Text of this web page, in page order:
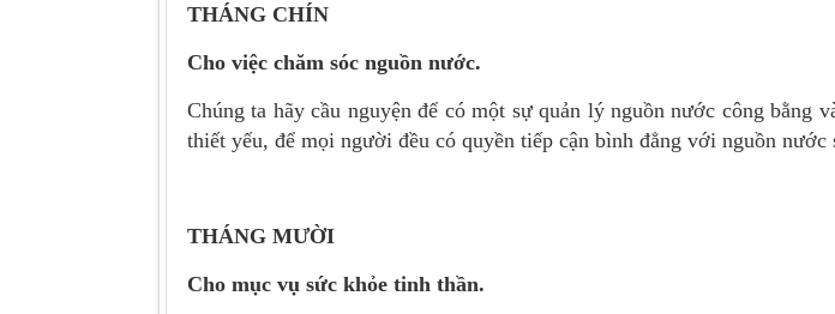
THÁNG CHÍN
Cho việc chăm sóc nguồn nước.
Chúng ta hãy cầu nguyện để có một sự quản lý nguồn nước công bằng
thiết yếu, để mọi người đều có quyền tiếp cận bình đẳng với nguồn nước
THÁNG MƯỜI
Cho mục vụ sức khỏe tinh thần.